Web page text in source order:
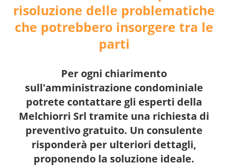
risoluzione delle problematiche
che potrebbero insorgere tra le
parti
Per ogni chiarimento
sull'amministrazione condominiale
potrete contattare gli esperti della
Melchiorri Srl tramite una richiesta di
preventivo gratuito. Un consulente
risponderà per ulteriori dettagli,
proponendo la soluzione ideale.